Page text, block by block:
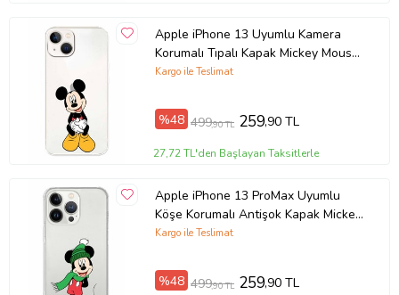
Apple iPhone 13 Uyumlu Kamera
Korumalı Tıpalı Kapak Mickey Mouse
TasarımlıŞeffaf Kılıf
Kargo ile Teslimat
%48 499,90 TL 259,90 TL
27,72 TL'den Başlayan Taksitlerle
Apple iPhone 13 ProMax Uyumlu
Köşe Korumalı Antişok Kapak Mickey
Kargo ile Teslimat
%48 499,90 TL 259,90 TL